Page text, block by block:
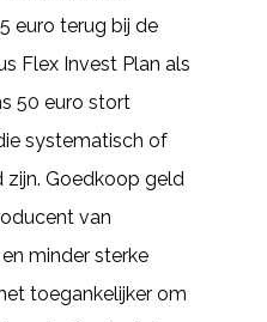
euro terug bij de
Flex Invest Plan als
50 euro stort
systematisch of
Goedkoop geld
van
minder sterke
toegankelijker om